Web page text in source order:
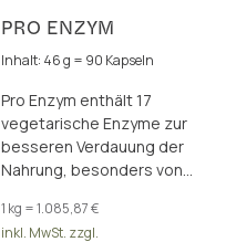
PRO ENZYM
Inhalt: 46 g = 90 Kapseln
Pro Enzym enthält 17
vegetarische Enzyme zur
besseren Verdauung der
Nahrung, besonders von
und Laktose.
1 kg = 1.085,87 €
inkl. MwSt. zzgl.